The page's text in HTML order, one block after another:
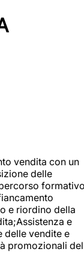
vendita con un
delle
e riordino della
e
delle vendite e
promozionali del